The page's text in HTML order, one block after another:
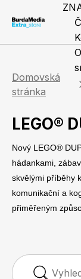
Domovská
stránka
LEGO®
Nový LEGO®
hádankami,
skvělými příběhy
komunikační a
přiměřeným